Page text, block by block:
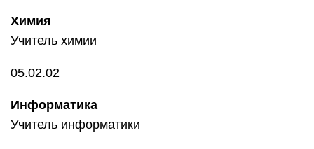
Химия
Учитель химии
05.02.02
Информатика
Учитель информатики